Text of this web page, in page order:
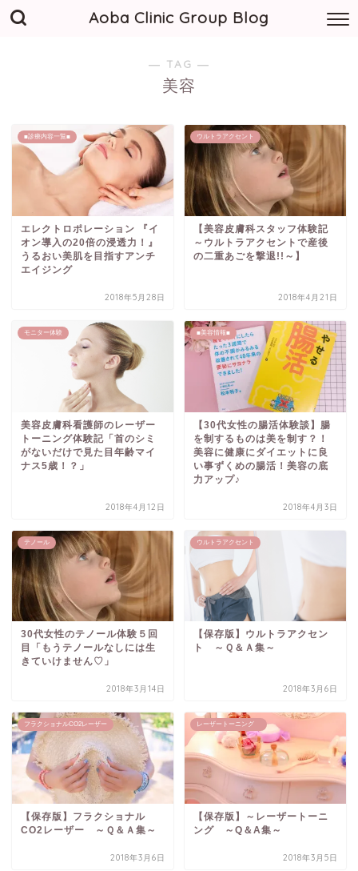
Aoba Clinic Group Blog
― TAG ―
美容
■診療内容一覧■
エレクトロポレーション 『イ
オン導入の20倍の浸透力！』
うるおい美肌を目指すアンチ
エイジング
2018年5月28日
ウルトラアクセント
【美容皮膚科スタッフ体験記
～ウルトラアクセントで産後
の二重あごを撃退!!～】
2018年4月21日
モニター体験
美容皮膚科看護師のレーザー
トーニング体験記「首のシミ
がないだけで見た目年齢マイ
ナス5歳！？」
2018年4月12日
■美容情報■
【30代女性の腸活体験談】腸
を制するものは美を制す？！
美容に健康にダイエットに良
い事ずくめの腸活！美容の底
力アップ♪
2018年4月3日
テノール
30代女性のテノール体験５回
目「もうテノールなしには生
きていけません♡」
2018年3月14日
ウルトラアクセント
【保存版】ウルトラアクセン
ト ～Ｑ＆Ａ集～
2018年3月6日
フラクショナルCO2レーザー
【保存版】フラクショナル
CO2レーザー ～Ｑ＆Ａ集～
2018年3月6日
レーザートーニング
【保存版】～レーザートーニ
ング ～Q＆A集～
2018年3月5日